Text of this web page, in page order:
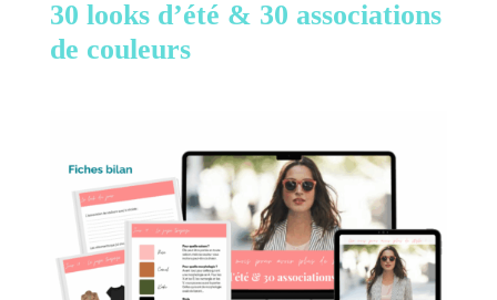
30 looks d’été & 30 associations
de couleurs